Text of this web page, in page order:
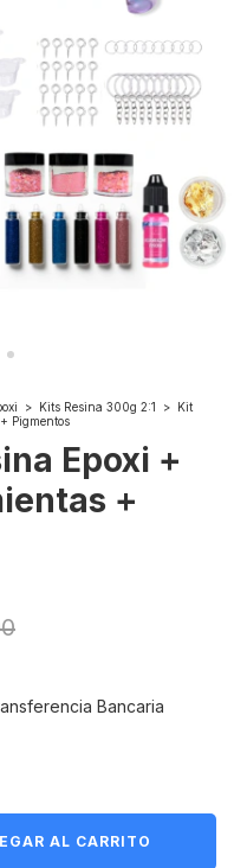
> Kits Resina 300g 2:1 >
Kit
Pigmentos
Epoxi +
+
Bancaria